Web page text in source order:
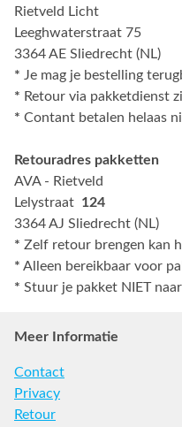
Rietveld Licht
Leeghwaterstraat 75
3364 AE Sliedrecht (NL)
* Je mag je bestelling
* Retour via pakketdienst
* Contant betalen helaas
Retouradres pakketten
AVA - Rietveld
Lelystraat 124
3364 AJ Sliedrecht (NL)
* Zelf retour brengen kan
* Alleen bereikbaar voor
* Stuur je pakket NIET
Meer Informatie
Contact
Privacy
Retour